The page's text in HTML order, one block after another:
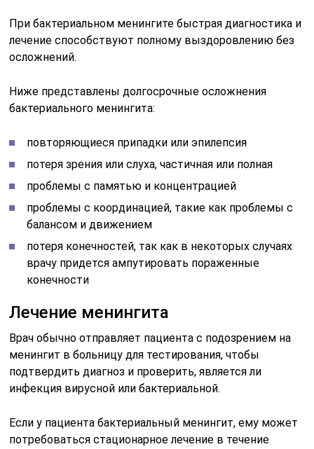
При бактериальном менингите быстрая диагностика и
лечение способствуют полному выздоровлению без
осложнений.
Ниже представлены долгосрочные осложнения
бактериального менингита:
повторяющиеся припадки или эпилепсия
потеря зрения или слуха, частичная или полная
проблемы с памятью и концентрацией
проблемы с координацией, такие как проблемы с
балансом и движением
потеря конечностей, так как в некоторых случаях
врачу придется ампутировать пораженные
конечности
Лечение менингита
Врач обычно отправляет пациента с подозрением на
менингит в больницу для тестирования, чтобы
подтвердить диагноз и проверить, является ли
инфекция вирусной или бактериальной.
Если у пациента бактериальный менингит, ему может
потребоваться стационарное лечение в течение